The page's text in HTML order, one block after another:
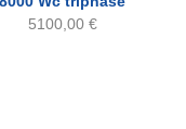
5100,00 €